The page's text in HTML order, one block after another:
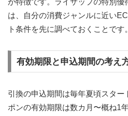
が特徴です。ライザップの特別優
は、自分の消費ジャンルに近い
ト条件を先に調べておくことです。
有効期限と申込期間の考え
引換の申込期間は毎年夏頃スター
ポンの有効期限は数カ月〜概ね1